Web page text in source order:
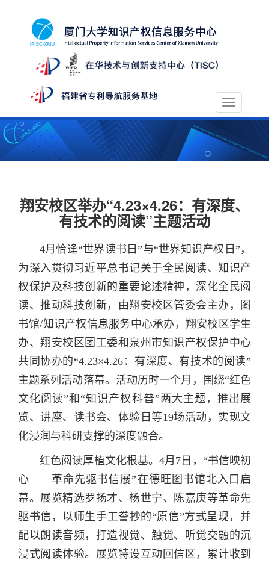
Toggle
navigation
翔安校区举办“4.23×4.26：有深度、
有技术的阅读”主题活动
4月恰逢“世界读书日”与“世界知识产权日”，
为深入贯彻习近平总书记关于全民阅读、知识产
权保护及科技创新的重要论述精神，深化全民阅
读、推动科技创新，由翔安校区管委会主办，图
书馆/知识产权信息服务中心承办，翔安校区学生
办、翔安校区团工委和泉州市知识产权保护中心
共同协办的“4.23×4.26：有深度、有技术的阅读”
主题系列活动落幕。活动历时一个月，围绕“红色
文化阅读”和“知识产权科普”两大主题，推出展
览、讲座、读书会、体验日等19场活动，实现文
化浸润与科研支撑的深度融合。
红色阅读厚植文化根基。4月7日，“书信映初
心——革命先驱书信展”在德旺图书馆北入口启
幕。展览精选罗扬才、杨世宁、陈嘉庚等革命先
驱书信，以师生手工誊抄的“原信”方式呈现，并
配以朗读音频，打造视觉、触觉、听觉交融的沉
浸式阅读体验。展览特设互动回信区，累计收到